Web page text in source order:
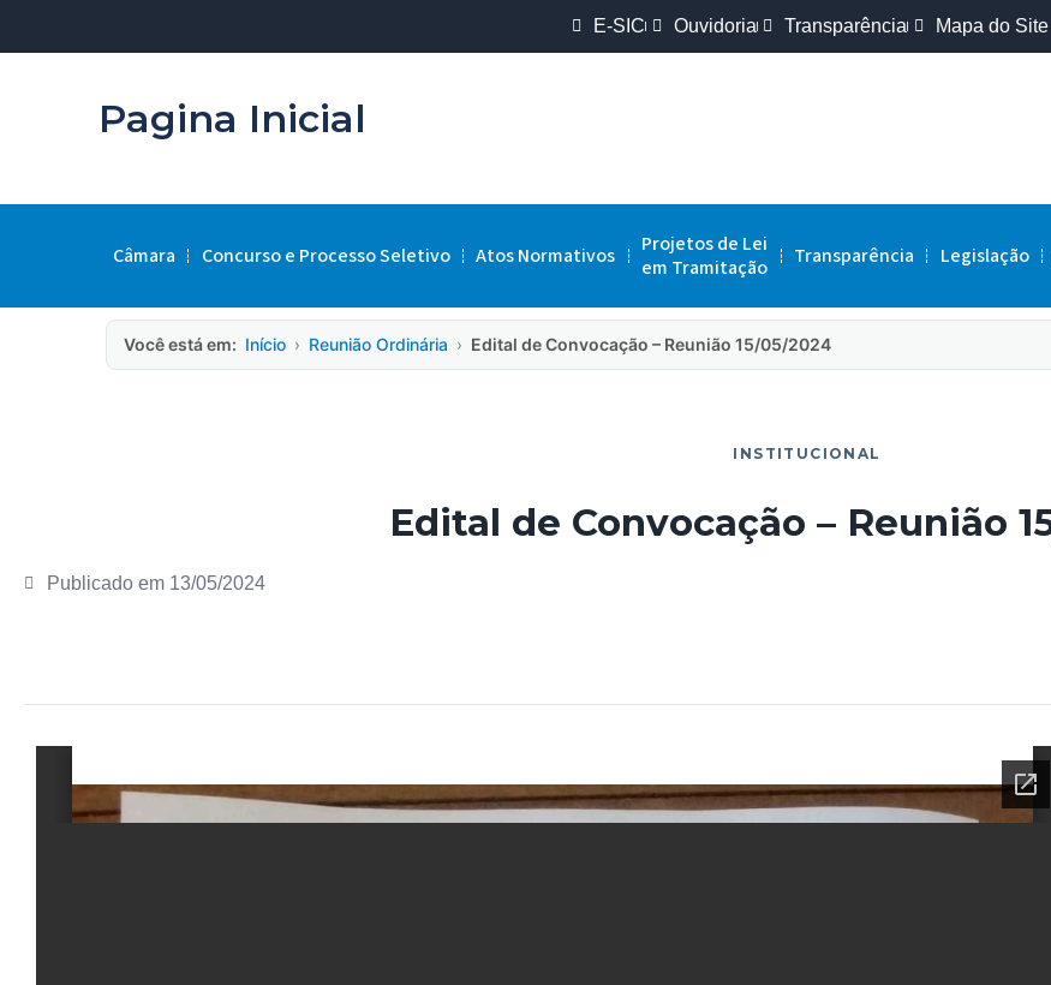
E-SIC Ouvidoria Transparência Mapa do Site
Pagina Inicial
Câmara Concurso e Processo Seletivo Atos Normativos
Projetos de Lei
em Tramitação
Transparência Legislação
Você está em: Início › Reunião Ordinária › Edital de Convocação – Reunião 15/05/2024
INSTITUCIONAL
Edital de Convocação – Reunião
Publicado em 13/05/2024